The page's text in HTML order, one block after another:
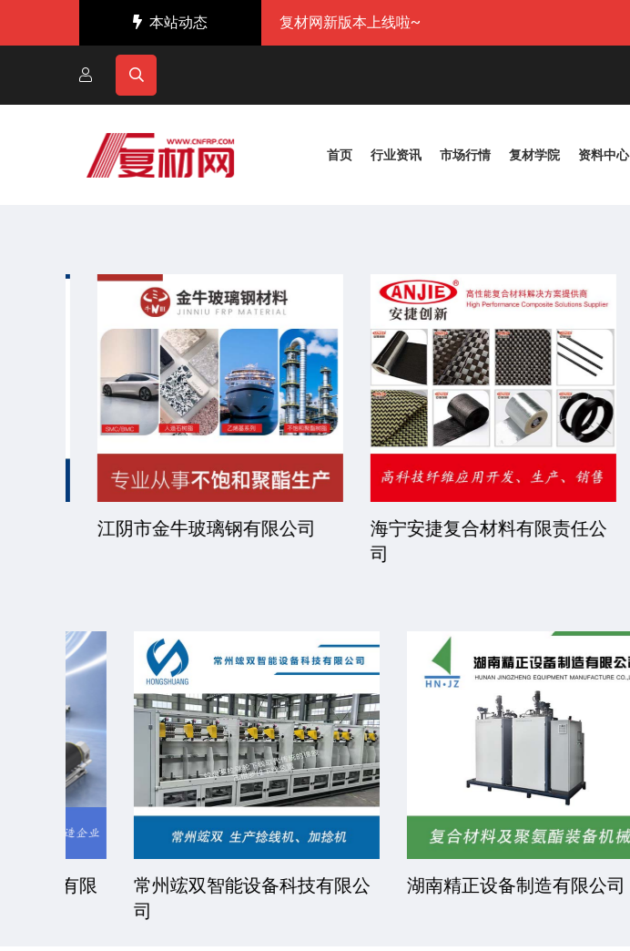
本站动态 复材网新版本上线啦~
首页 行业资讯 市场行情 复材学院 资料中心
江阴市金牛玻璃钢有限公司
海宁安捷复合材料有限责任公
常州竤双智能设备科技有限公
湖南精正设备制造有限公司